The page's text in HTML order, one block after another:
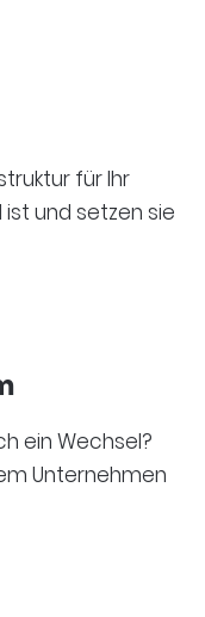
für Ihr
und setzen sie
ein Wechsel?
Unternehmen